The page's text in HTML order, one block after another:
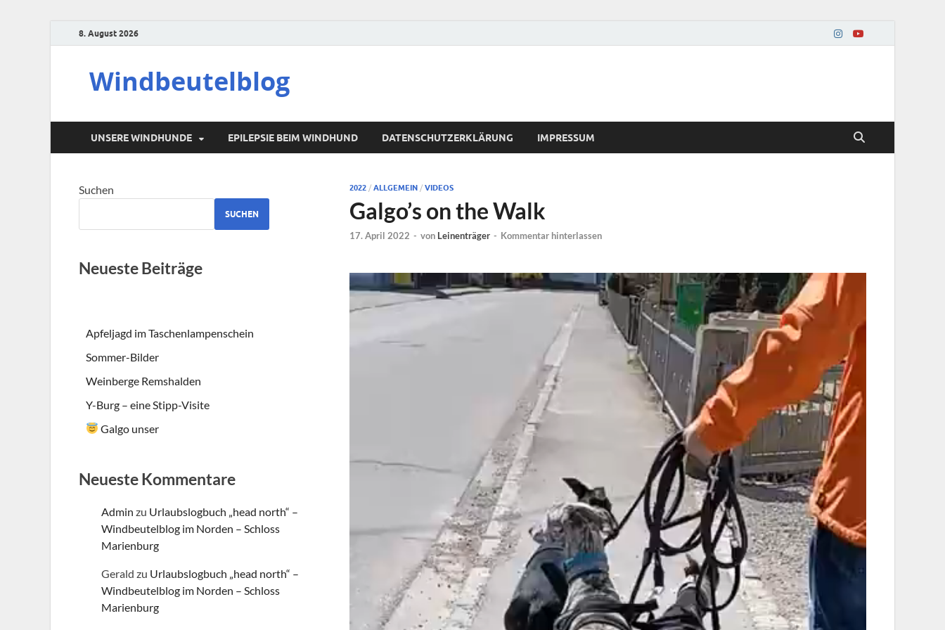
8. August 2026
Windbeutelblog
UNSERE WINDHUNDE EPILEPSIE BEIM WINDHUND DATENSCHUTZERKLÄRUNG IMPRESSUM
2022 / ALLGEMEIN / VIDEOS
Galgo’s on the Walk
17. April 2022 - von Leinenträger - Kommentar hinterlassen
Suchen
SUCHEN
Neueste Beiträge
Apfeljagd im Taschenlampenschein
Sommer-Bilder
Weinberge Remshalden
Y-Burg – eine Stipp-Visite
Galgo unser
Neueste Kommentare
Admin zu Urlaubslogbuch „head north“ –
Windbeutelblog im Norden – Schloss
Marienburg
Gerald zu Urlaubslogbuch „head north“ –
Windbeutelblog im Norden – Schloss
Marienburg